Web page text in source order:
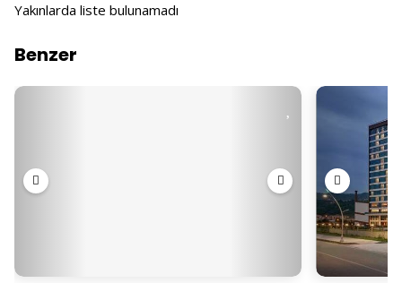
Yakınlarda liste bulunamadı
Benzer